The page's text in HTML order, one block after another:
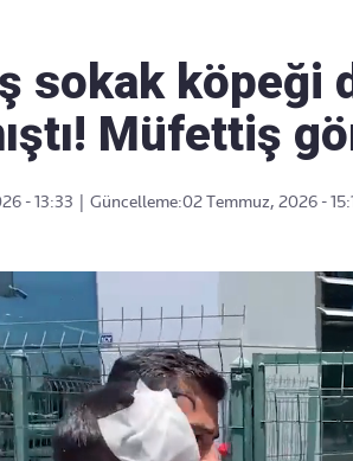
sokak köpeği
Müfettiş
- 13:33 Güncelleme:02 Temmuz, 2026 -